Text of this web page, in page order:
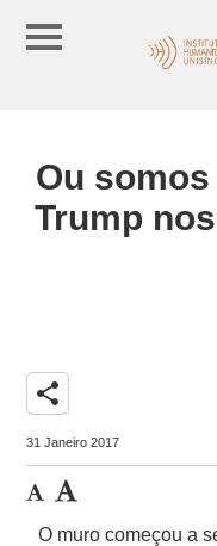
Ou
Trump
share
31 Janeiro 2017
O muro começou a